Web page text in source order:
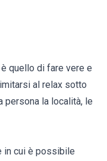
quello di fare vere e
al relax sotto
persona la località, le
in cui è possibile